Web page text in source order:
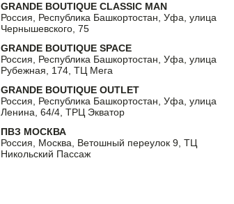
GRANDE BOUTIQUE CLASSIC MAN
Россия, Республика Башкортостан, Уфа, улица
Чернышевского, 75
GRANDE BOUTIQUE SPACE
Россия, Республика Башкортостан, Уфа, улица
Рубежная, 174, ТЦ Мега
GRANDE BOUTIQUE OUTLET
Россия, Республика Башкортостан, Уфа, улица
Ленина, 64/4, ТРЦ Экватор
ПВЗ МОСКВА
Россия, Москва, Ветошный переулок 9, ТЦ
Никольский Пассаж